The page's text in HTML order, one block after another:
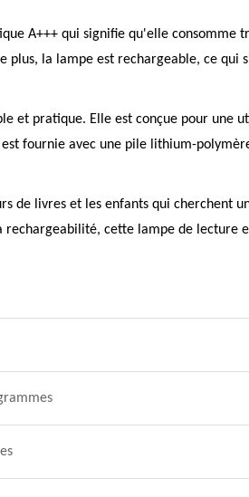
A+++ qui signifie qu'elle consomme
plus, la lampe est rechargeable, ce qui
et pratique. Elle est conçue pour une
fournie avec une pile lithium-
de livres et les enfants qui cherchent
rechargeabilité, cette lampe de lecture